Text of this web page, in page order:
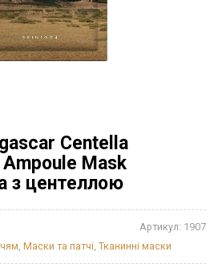
Centella
Mask
з центеллою
Артикул: 1907
, Маски та патчі, Тканинні маски